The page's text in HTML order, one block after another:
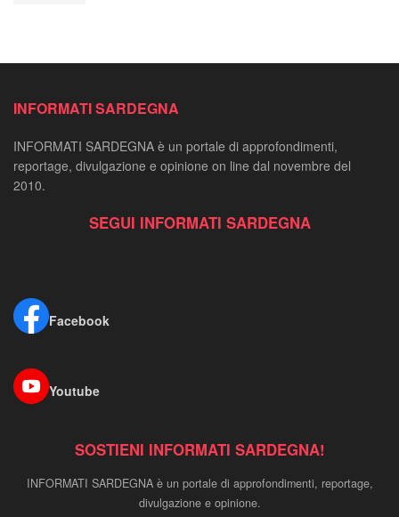
INFORMATI SARDEGNA
INFORMATI SARDEGNA è un portale di approfondimenti,
reportage, divulgazione e opinione on line dal novembre del
2010.
SEGUI INFORMATI SARDEGNA
Facebook
Youtube
SOSTIENI INFORMATI SARDEGNA!
INFORMATI SARDEGNA è un portale di approfondimenti, reportage,
divulgazione e opinione.